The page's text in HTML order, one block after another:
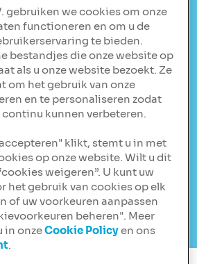
van een
biedt unieke mogelijkheden voor
op de woningmarkt.
aantrekkelijke
persoonlijke benadering, helpt
waar te maken. Ontdek
voordelen en waarom een
slimme keuze kan zijn voor jouw
gebruiken we cookies om onze
functioneren en om u de
te bieden.
bestandjes die onze website op
als u onze website bezoekt. Ze
om het gebruik van onze
en te personaliseren zodat
kunnen verbeteren.
klikt, stemt u in met
op onze website. Wilt u dit
weigeren”. U kunt uw
het gebruik van cookies op elk
of uw voorkeuren aanpassen
beheren". Meer
in onzeCookie Policyen ons
.